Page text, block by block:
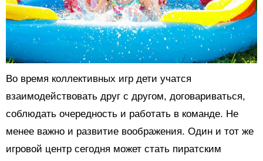
Во время коллективных игр дети учатся
взаимодействовать друг с другом, договариваться,
соблюдать очередность и работать в команде. Не
менее важно и развитие воображения. Один и тот же
игровой центр сегодня может стать пиратским